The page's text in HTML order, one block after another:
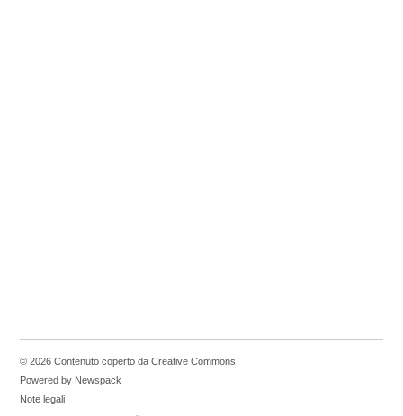
© 2026 Contenuto coperto da Creative Commons
Powered by Newspack
Note legali